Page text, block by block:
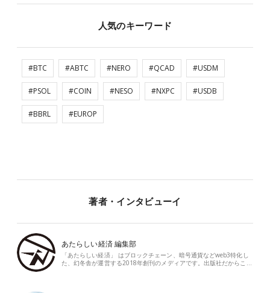
人気のキーワード
#BTC #ABTC #NERO #QCAD #USDM
#PSOL #COIN #NESO #NXPC #USDB
#BBRL #EUROP
著者・インタビューイ
あたらしい経済 編集部
「あたらしい経済」 はブロックチェーン、暗号通貨などweb3特化し
た、幻冬舎が運営する2018年創刊のメディアです。出版社だからこ…